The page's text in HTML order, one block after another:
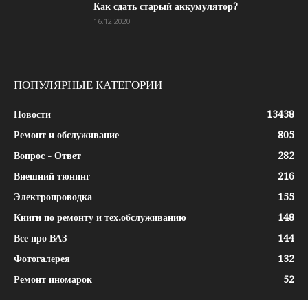
Как сдать старый аккумулятор?
16.12.2020
ПОПУЛЯРНЫЕ КАТЕГОРИИ
Новости
13438
Ремонт и обслуживание
805
Вопрос - Ответ
282
Внешний тюнинг
216
Электропроводка
155
Книги по ремонту и тех.обслуживанию
148
Все про ВАЗ
144
Фотогалерея
132
Ремонт иномарок
52